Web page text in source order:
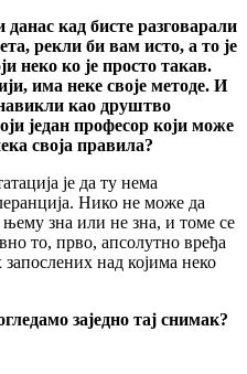
кад бисте разговарали
рекли би вам исто, а то је
неко ко је просто такав.
има неке своје методе. И
као друштво
један професор који може
своја правила?
је да ту нема
Нико не може да
њему зна или не зна, и томе се
то, прво, апсолутно вређа
запослених над којима неко
заједно тај снимак?